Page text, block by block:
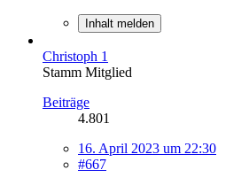
Inhalt melden
Christoph 1
Stamm Mitglied
Beiträge
4.801
16. April 2023 um 22:30
#667